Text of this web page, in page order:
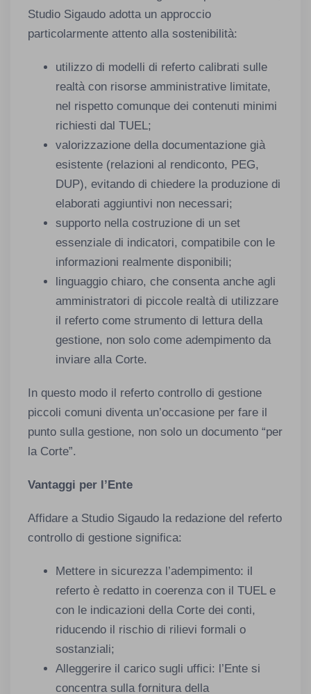
Studio Sigaudo adotta un approccio
particolarmente attento alla sostenibilità:
utilizzo di modelli di referto calibrati sulle
realtà con risorse amministrative limitate,
nel rispetto comunque dei contenuti minimi
richiesti dal TUEL;
valorizzazione della documentazione già
esistente (relazioni al rendiconto, PEG,
DUP), evitando di chiedere la produzione di
elaborati aggiuntivi non necessari;
supporto nella costruzione di un set
essenziale di indicatori, compatibile con le
informazioni realmente disponibili;
linguaggio chiaro, che consenta anche agli
amministratori di piccole realtà di utilizzare
il referto come strumento di lettura della
gestione, non solo come adempimento da
inviare alla Corte.
In questo modo il referto controllo di gestione
piccoli comuni diventa un’occasione per fare il
punto sulla gestione, non solo un documento “per
la Corte”.
Vantaggi per l’Ente
Affidare a Studio Sigaudo la redazione del referto
controllo di gestione significa:
Mettere in sicurezza l’adempimento: il
referto è redatto in coerenza con il TUEL e
con le indicazioni della Corte dei conti,
riducendo il rischio di rilievi formali o
sostanziali;
Alleggerire il carico sugli uffici: l’Ente si
concentra sulla fornitura della